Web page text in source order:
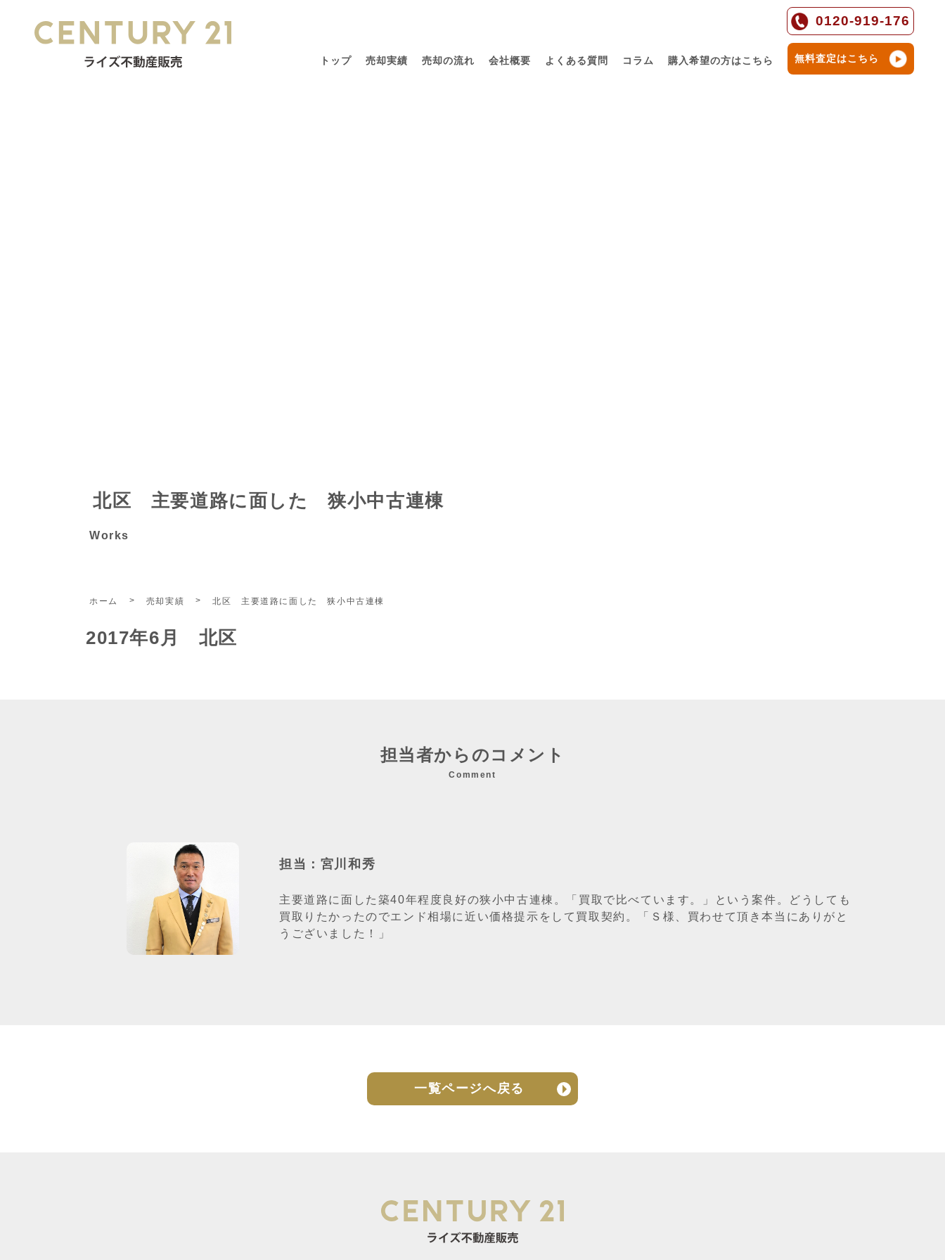
0120-919-176
トップ 売却実績 売却の流れ 会社概要 よくある質問 コラム 購入希望の方はこちら 無料査定はこちら
北区 主要道路に面した 狭小中古連棟
Works
ホーム 売却実績 北区 主要道路に面した 狭小中古連棟
2017年6月 北区
担当者からのコメント
Comment
担当：宮川和秀
主要道路に面した築40年程度良好の狭小中古連棟。「買取で比べています。」という案件。どうしても
買取りたかったのでエンド相場に近い価格提示をして買取契約。「Ｓ様、買わせて頂き本当にありがと
うございました！」
一覧ページへ戻る